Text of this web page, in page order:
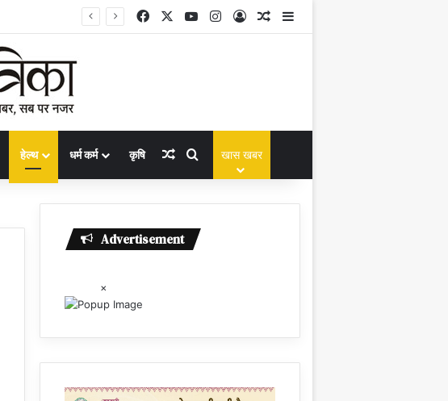
FacebookYouTubeInstagram
Log InRandom Article
Sidebar
हेल्थ धर्म कर्म कृषि Random Article
Search for
खास खबर
Advertisement
×